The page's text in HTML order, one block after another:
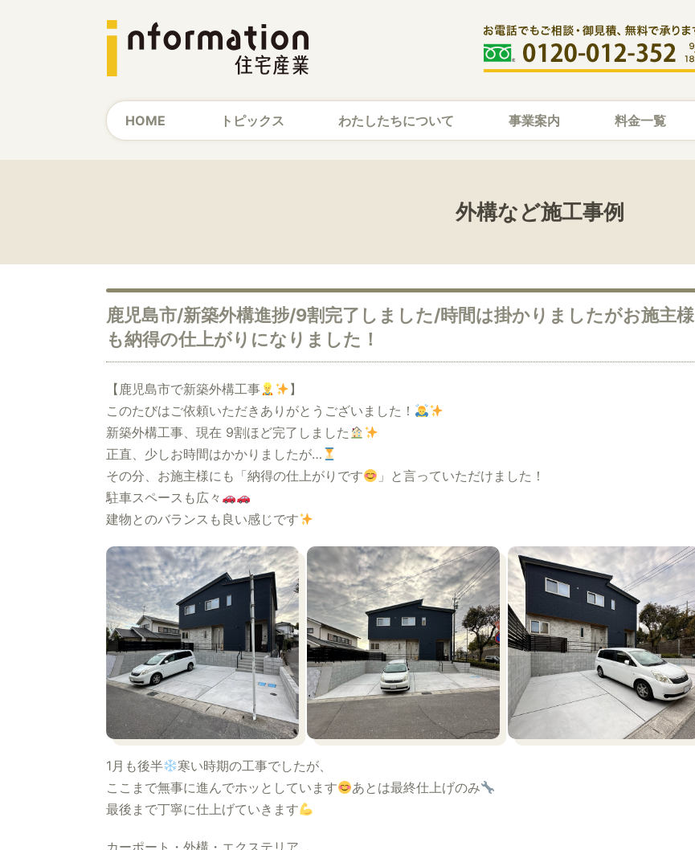
HOME トピックス わたしたちについて 事業案内 料金一覧
外構など施工事例
鹿児島市/新築外構進捗/9割完了しました/時間は掛かりましたがお施主様
も納得の仕上がりになりました！
【鹿児島市で新築外構工事
】
このたびはご依頼いただきありがとうございました！
新築外構工事、現在 9割ほど完了しました
正直、少しお時間はかかりましたが…
その分、お施主様にも「納得の仕上がりです
」と言っていただけました！
駐車スペースも広々
建物とのバランスも良い感じです
1月も後半
寒い時期の工事でしたが、
ここまで無事に進んでホッとしています
あとは最終仕上げのみ
最後まで丁寧に仕上げていきます
カーポート・外構・エクステリア、